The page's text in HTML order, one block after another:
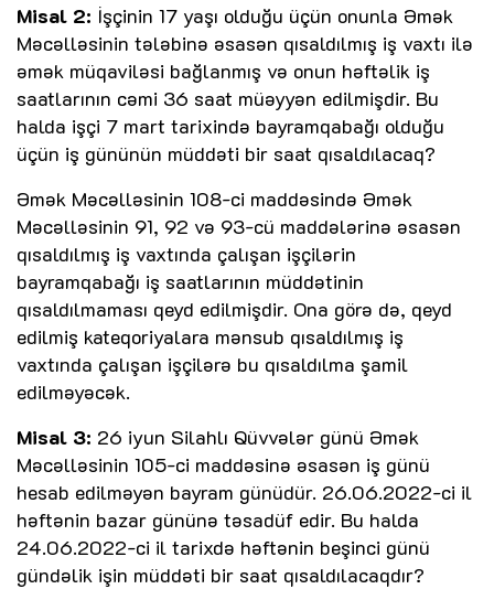
Misal 2: İşçinin 17 yaşı olduğu üçün onunla Əmək
Məcəlləsinin tələbinə əsasən qısaldılmış iş vaxtı ilə
əmək müqaviləsi bağlanmış və onun həftəlik iş
saatlarının cəmi 36 saat müəyyən edilmişdir. Bu
halda işçi 7 mart tarixində bayramqabağı olduğu
üçün iş gününün müddəti bir saat qısaldılacaq?
Əmək Məcəlləsinin 108-ci maddəsində Əmək
Məcəlləsinin 91, 92 və 93-cü maddələrinə əsasən
qısaldılmış iş vaxtında çalışan işçilərin
bayramqabağı iş saatlarının müddətinin
qısaldılmaması qeyd edilmişdir. Ona görə də, qeyd
edilmiş kateqoriyalara mənsub qısaldılmış iş
vaxtında çalışan işçilərə bu qısaldılma şamil
edilməyəcək.
Misal 3: 26 iyun Silahlı Qüvvələr günü Əmək
Məcəlləsinin 105-ci maddəsinə əsasən iş günü
hesab edilməyən bayram günüdür. 26.06.2022-ci il
həftənin bazar gününə təsadüf edir. Bu halda
24.06.2022-ci il tarixdə həftənin beşinci günü
gündəlik işin müddəti bir saat qısaldılacaqdır?